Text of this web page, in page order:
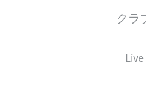
クラ
Live
スターティングメン